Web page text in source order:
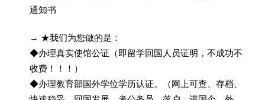
通知书
→ ★我们为您做的是：
◆办理真实使馆公证（即留学回国人员证明，不成功不
收费！！！）
◆办理教育部国外学位学历认证。（网上可查、存档、